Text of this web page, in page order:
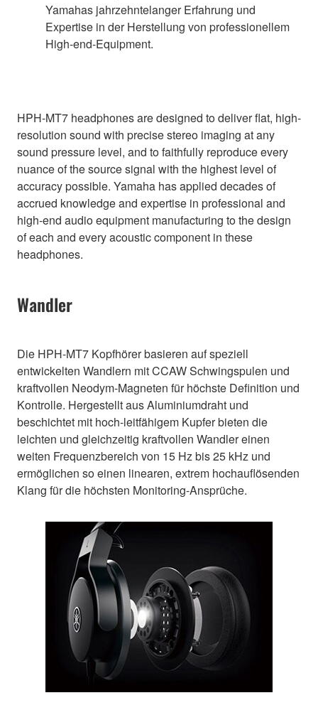
Yamahas jahrzehntelanger Erfahrung und
Expertise in der Herstellung von professionellem
High-end-Equipment.
HPH-MT7 headphones are designed to deliver flat, high-
resolution sound with precise stereo imaging at any
sound pressure level, and to faithfully reproduce every
nuance of the source signal with the highest level of
accuracy possible. Yamaha has applied decades of
accrued knowledge and expertise in professional and
high-end audio equipment manufacturing to the design
of each and every acoustic component in these
headphones.
Wandler
Die HPH-MT7 Kopfhörer basieren auf speziell
entwickelten Wandlern mit CCAW Schwingspulen und
kraftvollen Neodym-Magneten für höchste Definition und
Kontrolle. Hergestellt aus Aluminiumdraht und
beschichtet mit hoch-leitfähigem Kupfer bieten die
leichten und gleichzeitig kraftvollen Wandler einen
weiten Frequenzbereich von 15 Hz bis 25 kHz und
ermöglichen so einen linearen, extrem hochauflösenden
Klang für die höchsten Monitoring-Ansprüche.